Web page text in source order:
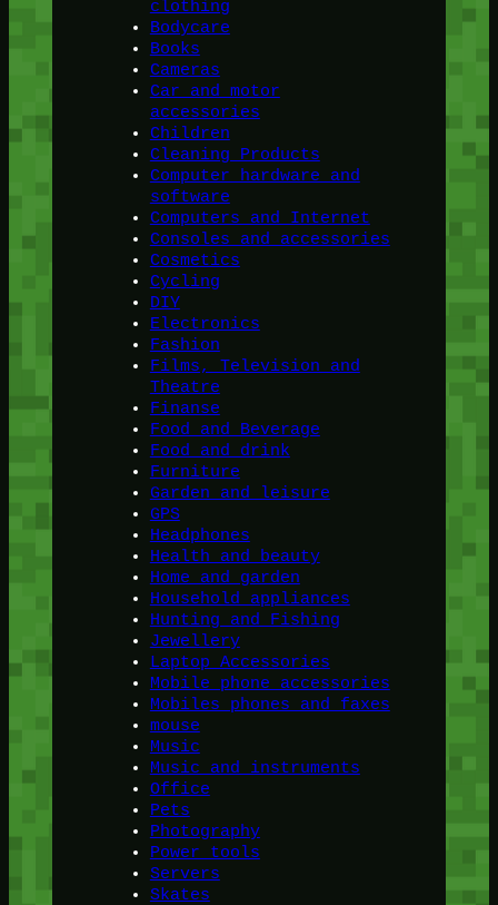
clothing
Bodycare
Books
Cameras
Car and motor
accessories
Children
Cleaning Products
Computer hardware and
software
Computers and Internet
Consoles and accessories
Cosmetics
Cycling
DIY
Electronics
Fashion
Films, Television and
Theatre
Finanse
Food and Beverage
Food and drink
Furniture
Garden and leisure
GPS
Headphones
Health and beauty
Home and garden
Household appliances
Hunting and Fishing
Jewellery
Laptop Accessories
Mobile phone accessories
Mobiles phones and faxes
mouse
Music
Music and instruments
Office
Pets
Photography
Power tools
Servers
Skates